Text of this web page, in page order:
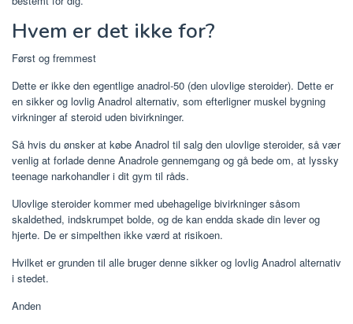
Hvem er det ikke for?
Først og fremmest
Dette er ikke den egentlige anadrol-50 (den ulovlige steroider). Dette er
en sikker og lovlig Anadrol alternativ, som efterligner muskel bygning
virkninger af steroid uden bivirkninger.
Så hvis du ønsker at købe Anadrol til salg den ulovlige steroider, så vær
venlig at forlade denne Anadrole gennemgang og gå bede om, at lyssky
teenage narkohandler i dit gym til råds.
Ulovlige steroider kommer med ubehagelige bivirkninger såsom
skaldethed, indskrumpet bolde, og de kan endda skade din lever og
hjerte. De er simpelthen ikke værd at risikoen.
Hvilket er grunden til alle bruger denne sikker og lovlig Anadrol alternativ
i stedet.
Anden